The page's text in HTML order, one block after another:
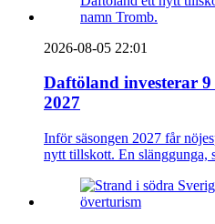
2026-08-05 22:01
Daftöland investerar
2027
Inför säsongen 2027 får
nytt tillskott. En slänggunga,